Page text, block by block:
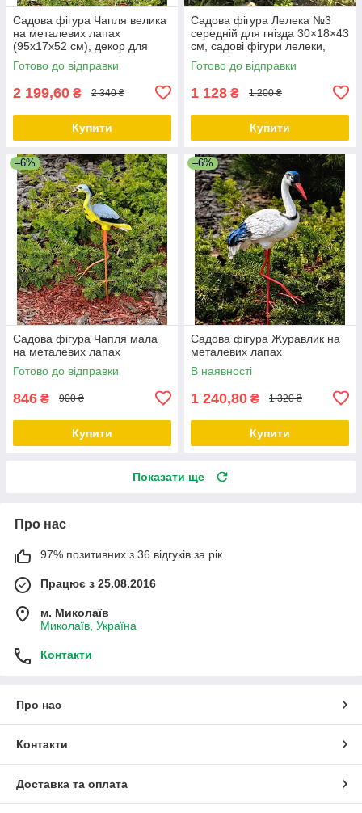
Садова фігура Чапля велика
на металевих лапах
(95х17х52 см), декор для
саду, садові фігури з
полістоуну
Готово до відправки
2 199,60 ₴ 2 340 ₴
Купити
Садова фігура Лелека №3
середній для гнізда 30×18×43
см, садові фігури лелеки,
лелеки садові, садово
паркові скульптури лелеки,
Готово до відправки
1 128 ₴ 1 200 ₴
Купити
–6%
Садова фігура Чапля мала
на металевих лапах
Готово до відправки
846 ₴ 900 ₴
Купити
–6%
Садова фігура Журавлик на
металевих лапах
В наявності
1 240,80 ₴ 1 320 ₴
Купити
Показати ще
Про нас
97% позитивних з 36 відгуків за рік
Працює з 25.08.2016
м. Миколаїв
Миколаїв, Україна
Контакти
Про нас
Контакти
Доставка та оплата